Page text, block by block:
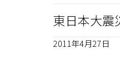
東日本大震
2011年4月27日